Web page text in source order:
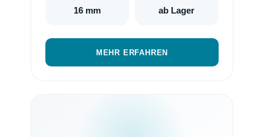
16 mm ab Lager
MEHR ERFAHREN